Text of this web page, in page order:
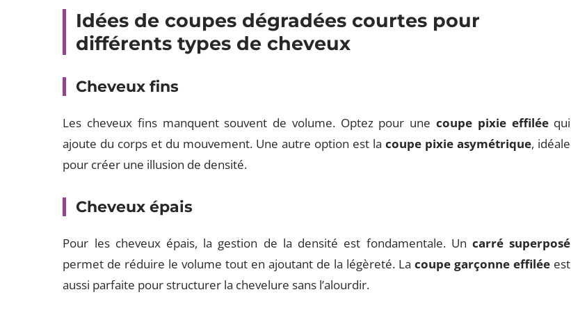
Idées de coupes dégradées courtes pour
différents types de cheveux
Cheveux fins
Les cheveux fins manquent souvent de volume. Optez pour unecoupe pixie effiléequi
ajoute du corps et du mouvement. Une autre option est lacoupe pixie asymétrique, idéale
pour créer une illusion de densité.
Cheveux épais
Pour les cheveux épais, la gestion de la densité est fondamentale. Uncarré superposé
permet de réduire le volume tout en ajoutant de la légèreté. Lacoupe garçonne effilée est
aussi parfaite pour structurer la chevelure sans l’alourdir.